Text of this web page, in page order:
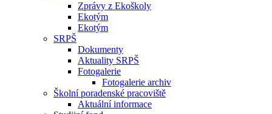
Zprávy z Ekoškoly
Ekotým
Ekotým
SRPŠ
Dokumenty
Aktuality SRPŠ
Fotogalerie
Fotogalerie archiv
Školní poradenské pracoviště
Aktuální informace